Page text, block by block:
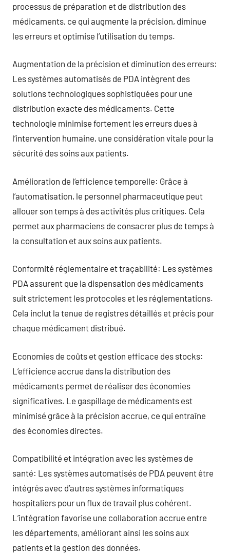
processus de préparation et de distribution des
médicaments, ce qui augmente la précision, diminue
les erreurs et optimise l’utilisation du temps.
Augmentation de la précision et diminution des erreurs:
Les systèmes automatisés de PDA intègrent des
solutions technologiques sophistiquées pour une
distribution exacte des médicaments. Cette
technologie minimise fortement les erreurs dues à
l’intervention humaine, une considération vitale pour la
sécurité des soins aux patients.
Amélioration de l’efficience temporelle: Grâce à
l’automatisation, le personnel pharmaceutique peut
allouer son temps à des activités plus critiques. Cela
permet aux pharmaciens de consacrer plus de temps à
la consultation et aux soins aux patients.
Conformité réglementaire et traçabilité: Les systèmes
PDA assurent que la dispensation des médicaments
suit strictement les protocoles et les réglementations.
Cela inclut la tenue de registres détaillés et précis pour
chaque médicament distribué.
Economies de coûts et gestion efficace des stocks:
L’efficience accrue dans la distribution des
médicaments permet de réaliser des économies
significatives. Le gaspillage de médicaments est
minimisé grâce à la précision accrue, ce qui entraîne
des économies directes.
Compatibilité et intégration avec les systèmes de
santé: Les systèmes automatisés de PDA peuvent être
intégrés avec d’autres systèmes informatiques
hospitaliers pour un flux de travail plus cohérent.
L’intégration favorise une collaboration accrue entre
les départements, améliorant ainsi les soins aux
patients et la gestion des données.